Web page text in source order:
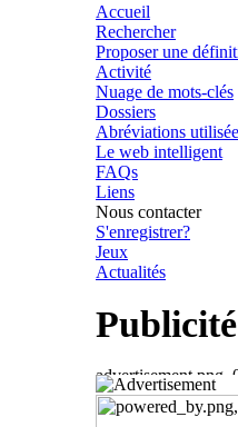
Accueil
Rechercher
Proposer une
Activité
Nuage de mots-clés
Dossiers
Abréviations
Le web intelligent
FAQs
Liens
Nous contacter
S'enregistrer?
Jeux
Actualités
Publicité